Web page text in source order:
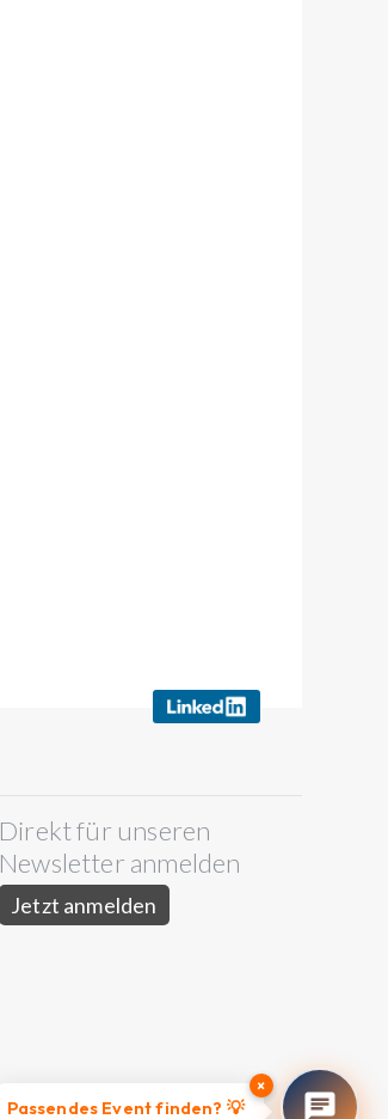
Direkt für unseren
Newsletter anmelden
Jetzt anmelden
×
Passendes Event finden? 💡